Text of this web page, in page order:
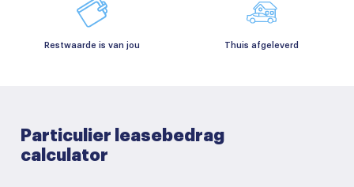
Restwaarde is van jou Thuis afgeleverd
Particulier leasebedrag
calculator